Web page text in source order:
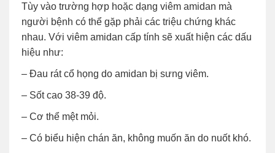
Tùy vào trường hợp hoặc dạng viêm amidan mà
người bệnh có thể gặp phải các triệu chứng khác
nhau. Với viêm amidan cấp tính sẽ xuất hiện các dấu
hiệu như:
– Đau rát cổ họng do amidan bị sưng viêm.
– Sốt cao 38-39 độ.
– Cơ thể mệt mỏi.
– Có biểu hiện chán ăn, không muốn ăn do nuốt khó.